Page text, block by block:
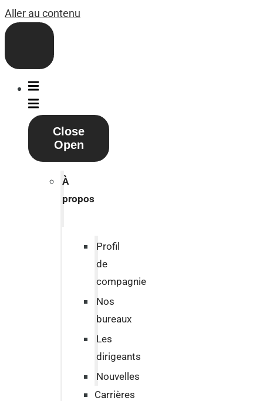
Aller au contenu
Close
Open
À
propos
Profil
de
compagnie
Nos
bureaux
Les
dirigeants
Nouvelles
Carrières